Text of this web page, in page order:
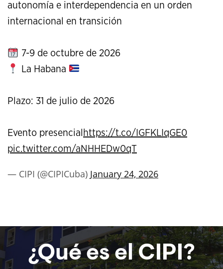
autonomía e interdependencia en un orden
internacional en transición
7-9 de octubre de 2026
La Habana
Plazo: 31 de julio de 2026
Evento presencial https://t.co/IGFKLIqGE0
pic.twitter.com/aNHHEDw0qT
— CIPI (@CIPICuba) January 24, 2026
¿Qué es el CIPI?